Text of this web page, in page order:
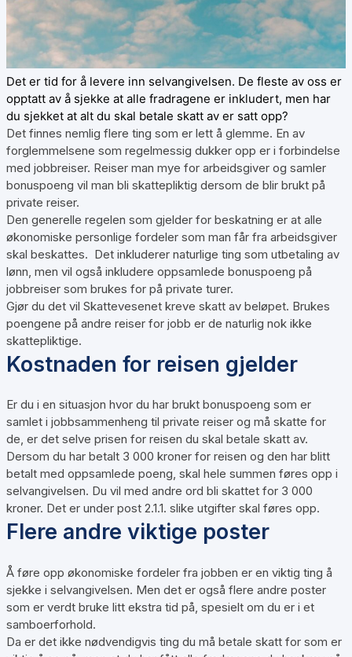
Det er tid for å levere inn selvangivelsen. De fleste av oss er
opptatt av å sjekke at alle fradragene er inkludert, men har
du sjekket at alt du skal betale skatt av er satt opp?
Det finnes nemlig flere ting som er lett å glemme. En av
forglemmelsene som regelmessig dukker opp er i forbindelse
med jobbreiser. Reiser man mye for arbeidsgiver og samler
bonuspoeng vil man bli skattepliktig dersom de blir brukt på
private reiser.
Den generelle regelen som gjelder for beskatning er at alle
økonomiske personlige fordeler som man får fra arbeidsgiver
skal beskattes. Det inkluderer naturlige ting som utbetaling av
lønn, men vil også inkludere oppsamlede bonuspoeng på
jobbreiser som brukes for på private turer.
Gjør du det vil Skattevesenet kreve skatt av beløpet. Brukes
poengene på andre reiser for jobb er de naturlig nok ikke
skattepliktige.
Kostnaden for reisen gjelder
Er du i en situasjon hvor du har brukt bonuspoeng som er
samlet i jobbsammenheng til private reiser og må skatte for
de, er det selve prisen for reisen du skal betale skatt av.
Dersom du har betalt 3 000 kroner for reisen og den har blitt
betalt med oppsamlede poeng, skal hele summen føres opp i
selvangivelsen. Du vil med andre ord bli skattet for 3 000
kroner. Det er under post 2.1.1. slike utgifter skal føres opp.
Flere andre viktige poster
Å føre opp økonomiske fordeler fra jobben er en viktig ting å
sjekke i selvangivelsen. Men det er også flere andre poster
som er verdt bruke litt ekstra tid på, spesielt om du er i et
samboerforhold.
Da er det ikke nødvendigvis ting du må betale skatt for som er